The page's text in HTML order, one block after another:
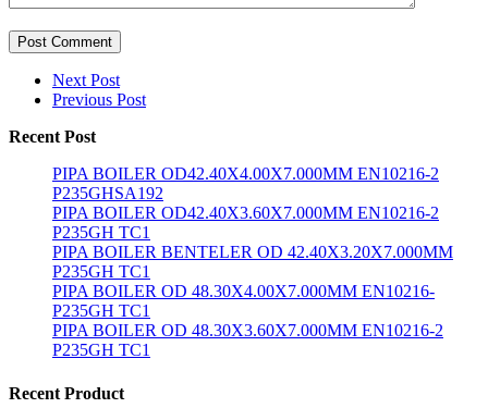
Post Comment
Next Post
Previous Post
Recent Post
PIPA BOILER OD42.40X4.00X7.000MM EN10216-2
P235GHSA192
PIPA BOILER OD42.40X3.60X7.000MM EN10216-2
P235GH TC1
PIPA BOILER BENTELER OD 42.40X3.20X7.000MM
P235GH TC1
PIPA BOILER OD 48.30X4.00X7.000MM EN10216-
P235GH TC1
PIPA BOILER OD 48.30X3.60X7.000MM EN10216-2
P235GH TC1
Recent Product